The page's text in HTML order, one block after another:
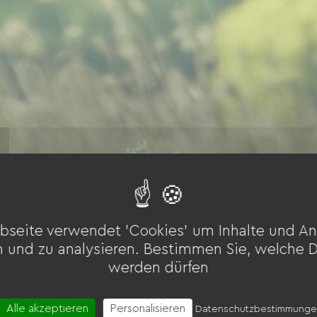
verwendet 'Cookies' um Inhalte und
und zu analysieren. Bestimmen Sie, welche
werden dürfen
Alle akzeptieren Personalisieren